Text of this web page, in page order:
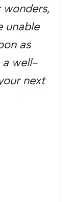
wonders,
unable
as
a well-
next